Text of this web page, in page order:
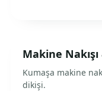
Makine
Kumaşa makine
dikişi.